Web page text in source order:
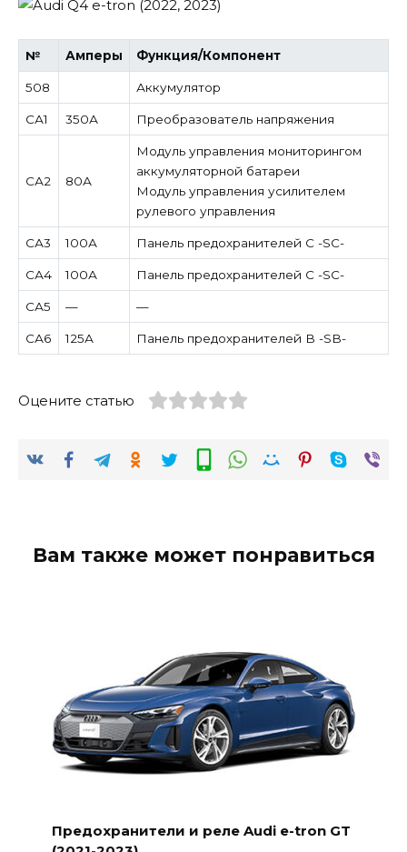
№ Амперы Функция/Компонент
508 Аккумулятор
СА1 350А Преобразователь напряжения
СА2 80А
Модуль управления мониторингом
аккумуляторной батареи
Модуль управления усилителем
рулевого управления
СА3 100А Панель предохранителей C -SC-
СА4 100А Панель предохранителей C -SC-
СА5 — —
СА6 125А Панель предохранителей B -SB-
Оцените статью
Вам также может понравиться
Предохранители и реле Audi e-tron GT